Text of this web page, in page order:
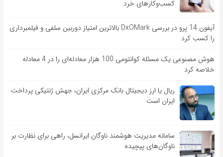
کسب‌وکارهای خرد
آیفون 14 پرو در بررسی DxOMark بالاترین امتیاز دوربین سلفی و فیلمبرداری
را کسب کرد
هوش مصنوعی یک مسئله کوانتومی 100 هزار معادله‌‎ای را در 4 معادله
خلاصه کرد
ریال یا ارز دیجیتال بانک مرکزی ایران، جهش ژنتیکی پرداخت
ایران است
سامانه مدیریت هوشمند ناوگان ایرانسل، راهی برای نظارت بر
ناوگان‌های پیچیده